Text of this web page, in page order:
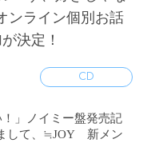
ンライン個別お話
決定！
CD
」ノイミー盤発売記
して、≒JOY新メン